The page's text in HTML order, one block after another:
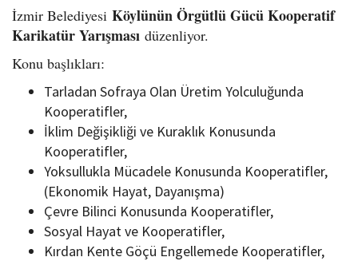
İzmir Belediyesi Köylünün Örgütlü Gücü Kooperatif
Karikatür Yarışması düzenliyor.
Konu başlıkları:
Tarladan Sofraya Olan Üretim Yolculuğunda
Kooperatifler,
İklim Değişikliği ve Kuraklık Konusunda
Kooperatifler,
Yoksullukla Mücadele Konusunda Kooperatifler,
(Ekonomik Hayat, Dayanışma)
Çevre Bilinci Konusunda Kooperatifler,
Sosyal Hayat ve Kooperatifler,
Kırdan Kente Göçü Engellemede Kooperatifler,